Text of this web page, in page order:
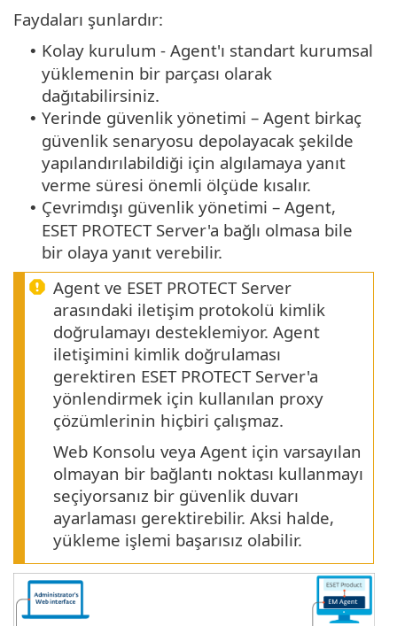
Faydaları şunlardır:
• Kolay kurulum - Agent'ı standart kurumsal
yüklemenin bir parçası olarak
dağıtabilirsiniz.
• Yerinde güvenlik yönetimi – Agent birkaç
güvenlik senaryosu depolayacak şekilde
yapılandırılabildiği için algılamaya yanıt
verme süresi önemli ölçüde kısalır.
• Çevrimdışı güvenlik yönetimi – Agent,
ESET PROTECT Server'a bağlı olmasa bile
bir olaya yanıt verebilir.
Agent ve ESET PROTECT Server
arasındaki iletişim protokolü kimlik
doğrulamayı desteklemiyor. Agent
iletişimini kimlik doğrulaması
gerektiren ESET PROTECT Server'a
yönlendirmek için kullanılan proxy
çözümlerinin hiçbiri çalışmaz.
Web Konsolu veya Agent için varsayılan
olmayan bir bağlantı noktası kullanmayı
seçiyorsanız bir güvenlik duvarı
ayarlaması gerektirebilir. Aksi halde,
yükleme işlemi başarısız olabilir.